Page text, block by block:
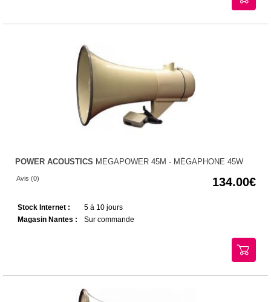
POWER ACOUSTICS MEGAPOWER 45M - MÉGAPHONE 45W
Avis (0) 134.00
Stock Internet :
5 à 10 jours
Magasin Nantes :
Sur commande